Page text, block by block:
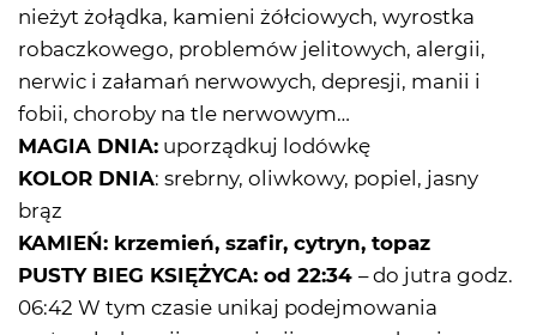
nieżyt żołądka, kamieni żółciowych, wyrostka
robaczkowego, problemów jelitowych, alergii,
nerwic i załamań nerwowych, depresji, manii i
fobii, choroby na tle nerwowym…
MAGIA DNIA: uporządkuj lodówkę
KOLOR DNIA: srebrny, oliwkowy, popiel, jasny
brąz
KAMIEŃ: krzemień, szafir, cytryn, topaz
PUSTY BIEG KSIĘŻYCA: od 22:34 – do jutra godz.
06:42 W tym czasie unikaj podejmowania